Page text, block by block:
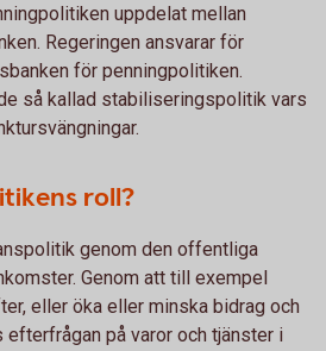
uppdelat mellan
Regeringen ansvarar för
för penningpolitiken.
så kallad stabiliseringspolitik vars
roll?
genom den offentliga
Genom att till exempel
eller öka eller minska bidrag och
efterfrågan på varor och tjänster i